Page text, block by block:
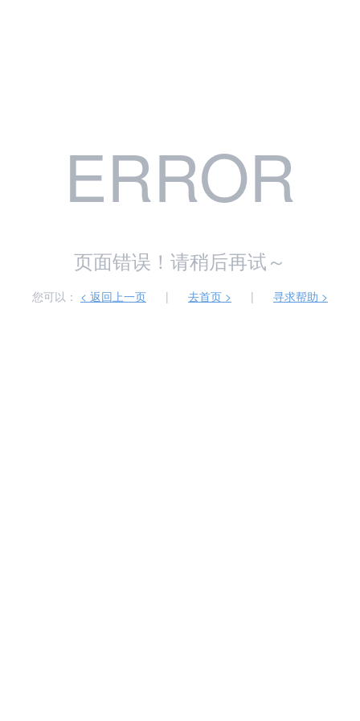
ERROR
页面错误！请稍后再试～
您可以： < 返回上一页 | 去首页 > | 寻求帮助 >